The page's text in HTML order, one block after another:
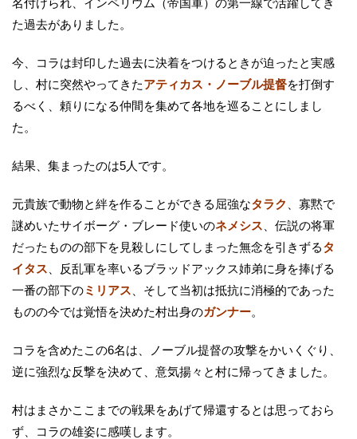
た過去がありました。
今、コラは封印した過去に決着をつけるときが迫ったと実感
し、村に突然やってきたアティカス・ノーブル提督を打倒す
るべく、頼りになる仲間を集めて各地を巡ることにしまし
た。
結果、集まったのは5人です。
元貴族で動物と絆を作ることができる屈強なタラク
、寡黙で
謎めいたサイボーグ・ブレード使いのネメシス 、伝説の将軍
だったものの部下を見殺しにしてしまった無念を引きずるタ
イタス 、反乱軍を率いるブラッドアックス姉弟に身を捧げる
一番の部下のミリアス 、そして当初は抵抗に消極的であった
ものの今では覚悟を決めた村出身のガンナー。
コラを含めたこの6名は、ノーブル提督の攻撃をかいくぐり、
逆に強烈な反撃を決めて、意気揚々と村に帰ってきました。
村はまさかここまでの戦果をあげて帰還するとは思っておら
ず、コラの雄姿に感嘆します。